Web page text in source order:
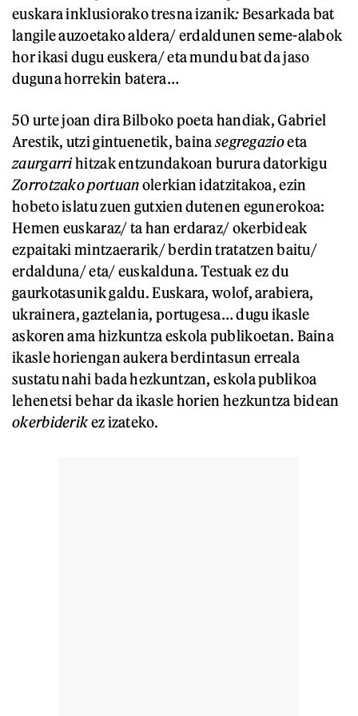
euskara inklusiorako tresna izanik:Besarkada bat
langile auzoetako aldera/ erdaldunen seme-alabok
hor ikasi dugu euskera/ eta mundu bat da jaso
duguna horrekin batera…
50 urte joan dira Bilboko poeta handiak, Gabriel
Arestik, utzi gintuenetik, bainasegregazioeta
zaurgarrihitzak entzundakoan burura datorkigu
Zorrotzako portuanolerkian idatzitakoa, ezin
hobeto islatu zuen gutxien dutenen egunerokoa:
Hemen euskaraz/ ta han erdaraz/ okerbideak
ezpaitaki mintzaerarik/ berdin tratatzen baitu/
erdalduna/ eta/ euskalduna. Testuak ez du
gaurkotasunik galdu. Euskara, wolof, arabiera,
ukrainera, gaztelania, portugesa… dugu ikasle
askoren ama hizkuntza eskola publikoetan. Baina
ikasle horiengan aukera berdintasun erreala
sustatu nahi bada hezkuntzan, eskola publikoa
lehenetsi behar da ikasle horien hezkuntza bidean
okerbiderikez izateko.